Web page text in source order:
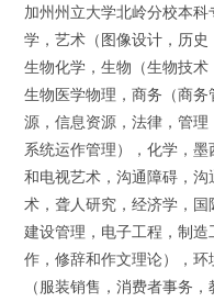
加州州立大学北岭分校本
学，艺术（图像设计，历史
生物化学，生物（生物技术
生物医学物理，商务（商
源，信息资源，法律，管理
系统运作管理），化学，
和电视艺术，沟通障碍，
术，聋人研究，经济学，国
建设管理，电子工程，制
作，修辞和作文理论），
（服装销售，消费者事务